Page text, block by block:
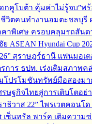
ลือกคูโบต้า คุ้มค่าไม่รู้จบ”
ตคนทำงานอมตะชลบุรี ผ่
พิเศษ ครอบคลุมรถสันด
ASEAN Hyundai Cup
สุราษฎร์ธานี แฟนม
าร ธปท. เร่งเติมสภาพคล่
โปรโมชันทรัพย์มือสองม
ษฐกิจไทยสู่การเติบโตอย่า
าธิวาส 22” ไพรเวตคอน
เซ็นทรัล พาร์ค เติมคว